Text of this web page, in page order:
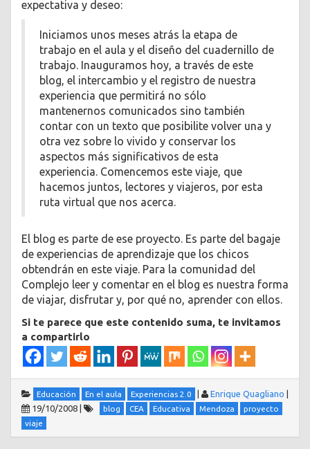
expectativa y deseo:
Iniciamos unos meses atrás la etapa de
trabajo en el aula y el diseño del cuadernillo de
trabajo. Inauguramos hoy, a través de este
blog, el intercambio y el registro de nuestra
experiencia que permitirá no sólo
mantenernos comunicados sino también
contar con un texto que posibilite volver una y
otra vez sobre lo vivido y conservar los
aspectos más significativos de esta
experiencia. Comencemos este viaje, que
hacemos juntos, lectores y viajeros, por esta
ruta virtual que nos acerca.
El blog es parte de ese proyecto. Es parte del bagaje
de experiencias de aprendizaje que los chicos
obtendrán en este viaje. Para la comunidad del
Complejo leer y comentar en el blog es nuestra forma
de viajar, disfrutar y, por qué no, aprender con ellos.
Si te parece que este contenido suma, te invitamos
a compartirlo
Educación En el aula Experiencias 2.0 | Enrique Quagliano |
19/10/2008 | blog CEA Educativa Mendoza
proyecto
viaje